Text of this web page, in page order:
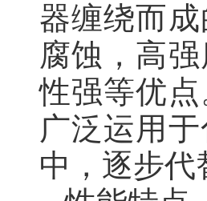
器缠绕而
腐蚀，高
性强等优
广泛运用
中，逐步代